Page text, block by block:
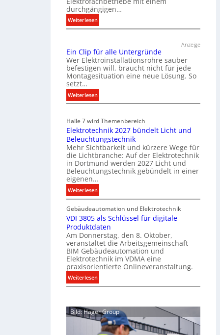
durchgängigen…
Weiterlesen:
T
r
k
o
m
u
n
k
a
t
i
o
n
t
S
y
s
t
e
m
.
Anzeige
Ein Clip für alle Untergründe
Wer Elektroinstallationsrohre sauber
befestigen will, braucht nicht für jede
Montagesituation eine neue Lösung. So
setzt…
Weiterlesen:
E
n
C
l
i
p
f
a
l
e
U
n
t
e
r
g
n
d
Halle 7 wird Themenbereich
Elektrotechnik 2027 bündelt Licht und
Beleuchtungstechnik
Mehr Sichtbarkeit und kürzere Wege für
die Lichtbranche: Auf der Elektrotechnik
in Dortmund werden 2027 Licht und
Beleuchtungstechnik gebündelt in einer
eigenen…
Weiterlesen:
E
l
e
k
t
r
o
t
e
c
i
k
Gebäudeautomation und Elektrotechnik
VDI 3805 als Schlüssel für digitale
Produktdaten
Am Donnerstag, den 8. Oktober,
veranstaltet die Arbeitsgemeinschaft
BIM Gebäudeautomation und
Elektrotechnik im VDMA eine
praxisorientierte Onlineveranstaltung.
Weiterlesen:
V
I
3
8
0
Bild: Hager Group